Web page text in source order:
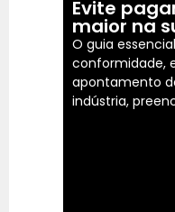
Evite
maior na
O guia
conformidade,
apontamento
indústria,